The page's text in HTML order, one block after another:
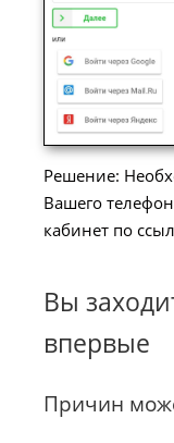
Решение:
Вашего
кабинет по
Вы
впервые
Причин